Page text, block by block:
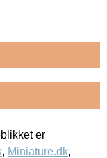
er
, Miniature.dk,